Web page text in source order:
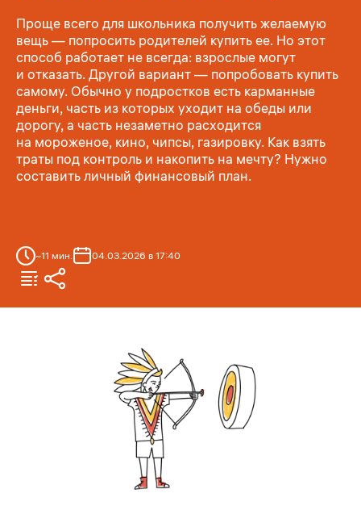
Проще всего для школьника получить желаемую
вещь — попросить родителей купить ее. Но этот
способ работает не всегда: взрослые могут
и отказать. Другой вариант — попробовать купить
самому. Обычно у подростков есть карманные
деньги, часть из которых уходит на обеды или
дорогу, а часть незаметно расходится
на мороженое, кино, чипсы, газировку. Как взять
траты под контроль и накопить на мечту? Нужно
составить личный финансовый план.
~11 мин. 04.03.2026 в 17:40